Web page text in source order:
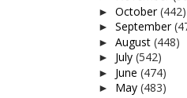
► October(442)
► September
► August (448)
► July (542)
► June (474)
► May (483)